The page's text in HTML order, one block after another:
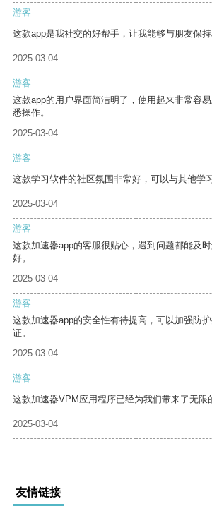
游客
这款app是我社交的好帮手，让我能够与朋友保持
2025-03-04
游客
这款app的用户界面简洁明了，使用起来非常容
悉操作。
2025-03-04
游客
这款学习软件的社区氛围非常好，可以与其他学
2025-03-04
游客
这款加速器app的客服很贴心，遇到问题都能及
好。
2025-03-04
游客
这款加速器app的安全性有待提高，可以加强防
证。
2025-03-04
游客
这款加速器VPM应用程序已经为我们带来了无限
2025-03-04
友情链接